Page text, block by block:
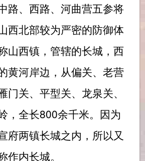
路、西路、河曲营五参将
西北部较为严密的防御体
山西镇，管辖的长城，西
黄河岸边，从偏关、老营
门关、平型关、龙泉关、
，全长800余千米。因为
府两镇长城之内，所以又
作内长城。